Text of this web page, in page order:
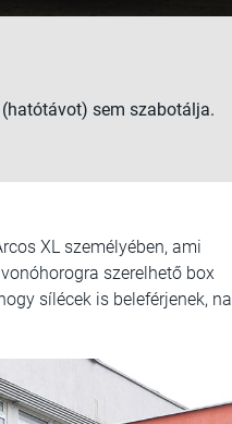
sem szabotálja.
XL személyében, ami
szerelhető box
sílécek is beleférjenek, na